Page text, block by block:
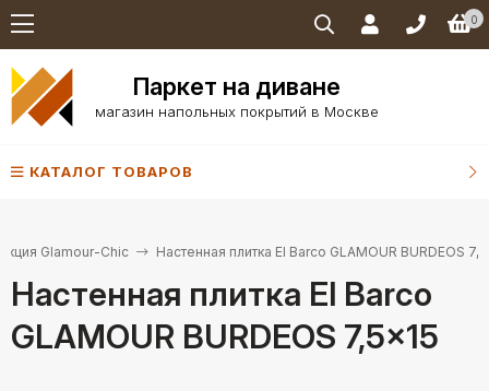
0
Паркет на диване
магазин напольных покрытий в Москве
КАТАЛОГ ТОВАРОВ
Glamour-Chic Настенная плитка El Barco GLAMOUR BURDEOS
Настенная плитка El Barco
GLAMOUR BURDEOS 7,5×15